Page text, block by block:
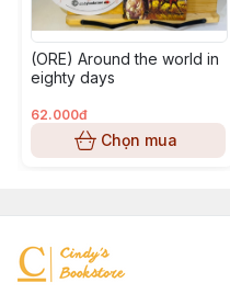
(ORE) Around the world in
eighty days
62.000đ
Chọn mua